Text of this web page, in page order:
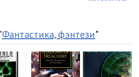
Фантастика, фэнтези"